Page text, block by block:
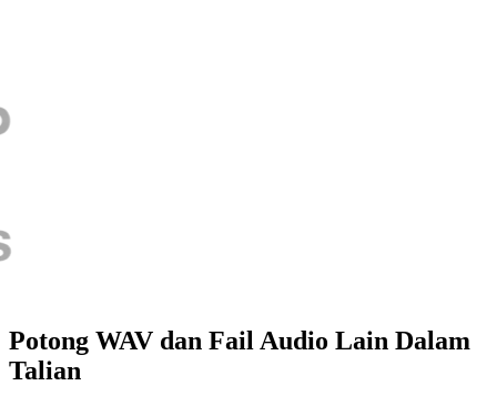
Potong WAV dan Fail Audio Lain Dalam
Talian